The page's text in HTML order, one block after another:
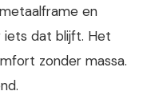
en
dat blijft. Het
zonder massa.